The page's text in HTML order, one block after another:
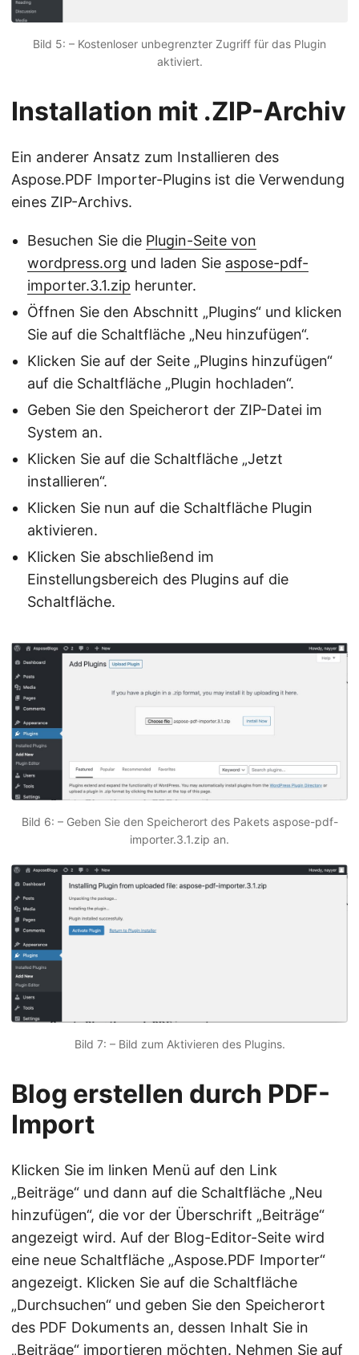
Bild 5: – Kostenloser unbegrenzter Zugriff für das Plugin
aktiviert.
Installation mit .ZIP-Archiv
Ein anderer Ansatz zum Installieren des
Aspose.PDF Importer-Plugins ist die Verwendung
eines ZIP-Archivs.
Besuchen Sie die Plugin-Seite von
wordpress.org und laden Sie aspose-pdf-
importer.3.1.zip herunter.
Öffnen Sie den Abschnitt „Plugins“ und klicken
Sie auf die Schaltfläche „Neu hinzufügen“.
Klicken Sie auf der Seite „Plugins hinzufügen“
auf die Schaltfläche „Plugin hochladen“.
Geben Sie den Speicherort der ZIP-Datei im
System an.
Klicken Sie auf die Schaltfläche „Jetzt
installieren“.
Klicken Sie nun auf die Schaltfläche Plugin
aktivieren.
Klicken Sie abschließend im
Einstellungsbereich des Plugins auf die
Schaltfläche.
Bild 6: – Geben Sie den Speicherort des Pakets aspose-pdf-
importer.3.1.zip an.
Bild 7: – Bild zum Aktivieren des Plugins.
Blog erstellen durch PDF-
Import
Klicken Sie im linken Menü auf den Link
„Beiträge“ und dann auf die Schaltfläche „Neu
hinzufügen“, die vor der Überschrift „Beiträge“
angezeigt wird. Auf der Blog-Editor-Seite wird
eine neue Schaltfläche „Aspose.PDF Importer“
angezeigt. Klicken Sie auf die Schaltfläche
„Durchsuchen“ und geben Sie den Speicherort
des PDF Dokuments an, dessen Inhalt Sie in
„Beiträge“ importieren möchten. Nehmen Sie auf